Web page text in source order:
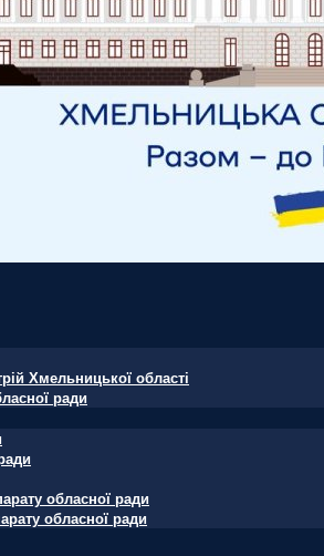
Хмельницької області
ради
обласної ради
обласної ради